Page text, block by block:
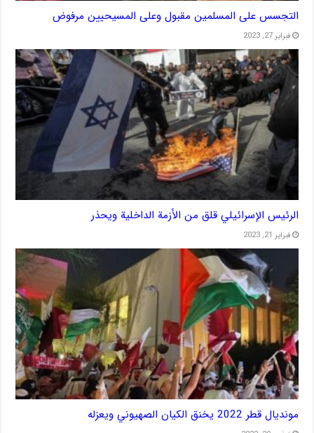
التجسس على المسلمين مقبول وعلى المسيحيين مرفوض
فبراير 27, 2023
الرئيس الإسرائيلي قلق من الأزمة الداخلية ويحذر
فبراير 21, 2023
مونديال قطر 2022 يخنق الكيان الصهيوني ويعزله